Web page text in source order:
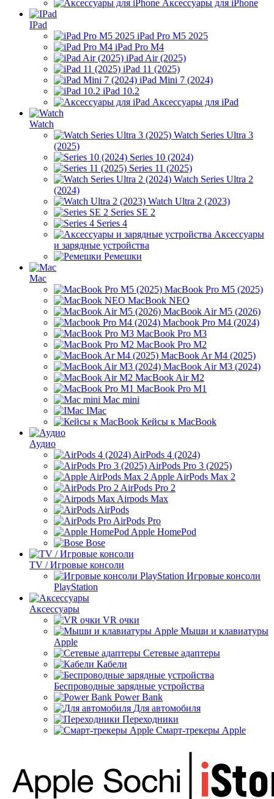
Аксессуары для iPhone
IPad
iPad Pro M5 2025
iPad Pro M4
iPad Air (2025)
iPad 11 (2025)
iPad Mini 7 (2024)
iPad 10.2
Аксессуары для iPad
Watch
Watch Series Ultra 3
(2025)
Series 10 (2024)
Series 11 (2025)
Watch Series Ultra 2
(2024)
Watch Ultra 2 (2023)
Series SE 2
Series 4
Аксессуары
и зарядные устройства
Ремешки
Mac
MacBook Pro M5 (2025)
MacBook NEO
MacBook Air M5 (2026)
Macbook Pro M4 (2024)
MacBook Pro M3
MacBook Pro M2
MacBook Ar M4 (2025)
MacBook Air M3 (2024)
MacBook Air M2
MacBook Pro M1
Mac mini
IMac
Кейсы к MacBook
Аудио
AirPods 4 (2024)
AirPods Pro 3 (2025)
Apple AirPods Max 2
AirPods Pro 2
Airpods Max
AirPods
AirPods Pro
Apple HomePod
Bose
TV / Игровые консоли
Игровые консоли
PlayStation
Аксессуары
VR очки
Мыши и клавиатуры
Apple
Сетевые адаптеры
Кабели
Беспроводные зарядные устройства
Power Bank
Для автомобиля
Переходники
Смарт-трекеры Apple